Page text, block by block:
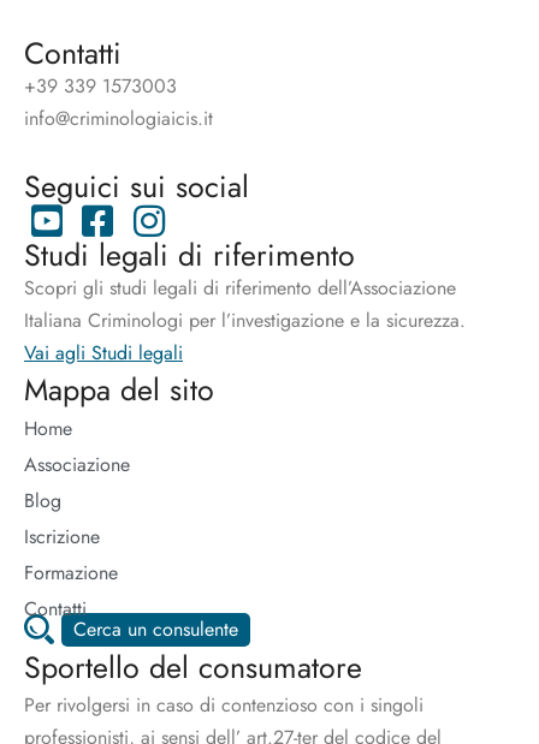
Contatti
+39 339 1573003
info@criminologiaicis.it
Seguici sui social
Studi legali di riferimento
Scopri gli studi legali di riferimento dell’Associazione
Italiana Criminologi per l’investigazione e la sicurezza.
Vai agli Studi legali
Mappa del sito
Home
Associazione
Blog
Iscrizione
Formazione
Contatti
Cerca un consulente
Sportello del consumatore
Per rivolgersi in caso di contenzioso con i singoli
professionisti, ai sensi dell’ art.27-ter del codice del